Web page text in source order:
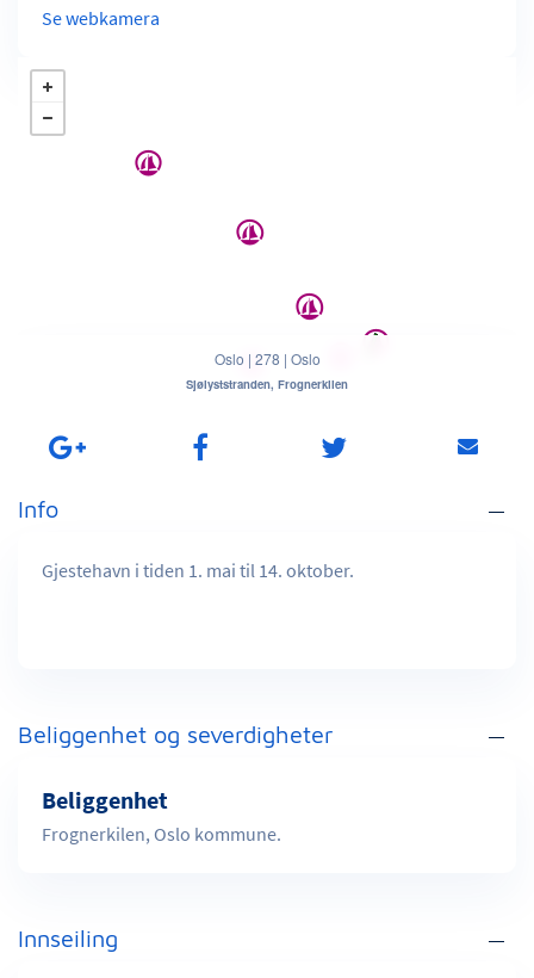
Se webkamera
Oslo | 278 | Oslo
Sjølyststranden, Frognerkilen
Info
Gjestehavn i tiden 1. mai til 14. oktober.
Beliggenhet og severdigheter
Beliggenhet
Frognerkilen, Oslo kommune.
Innseiling